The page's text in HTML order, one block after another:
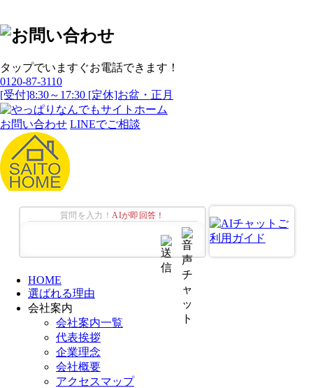
タップでいますぐお電話できます！
0120-87-3110
[受付]8:30～17:30 [定休]お盆・正月
お問い合わせ LINEでご相談
質問を入力！AIが即回答！
HOME
選ばれる理由
会社案内
会社案内一覧
代表挨拶
企業理念
会社概要
アクセスマップ